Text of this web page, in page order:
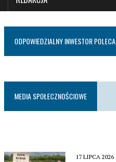
ODPOWIEDZIALNY INWESTOR POLECA
MEDIA SPOŁECZNOŚCIOWE
17 LIPCA 2026